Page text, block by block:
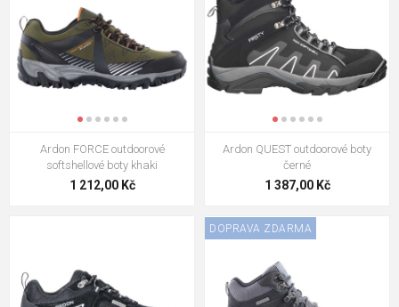
Ardon FORCE outdoorové
softshellové boty khaki
1 212,00 Kč
Ardon QUEST outdoorové boty
černé
1 387,00 Kč
DOPRAVA ZDARMA